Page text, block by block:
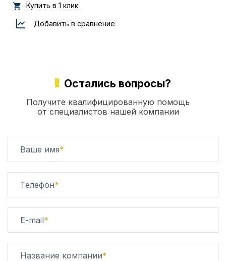
Купить в 1 клик
Добавить в сравнение
Остались вопросы?
Получите квалифицированную помощь
от специалистов нашей компании
Ваше имя*
Телефон*
E-mail*
Название компании*